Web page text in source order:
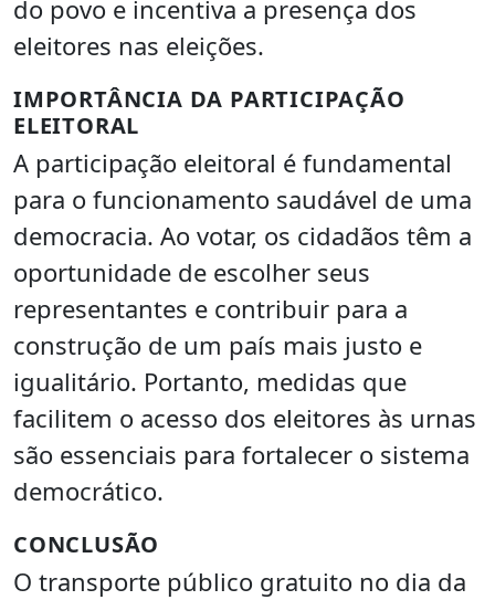
do povo e incentiva a presença dos
eleitores nas eleições.
IMPORTÂNCIA DA PARTICIPAÇÃO
ELEITORAL
A participação eleitoral é fundamental
para o funcionamento saudável de uma
democracia. Ao votar, os cidadãos têm a
oportunidade de escolher seus
representantes e contribuir para a
construção de um país mais justo e
igualitário. Portanto, medidas que
facilitem o acesso dos eleitores às urnas
são essenciais para fortalecer o sistema
democrático.
CONCLUSÃO
O transporte público gratuito no dia da